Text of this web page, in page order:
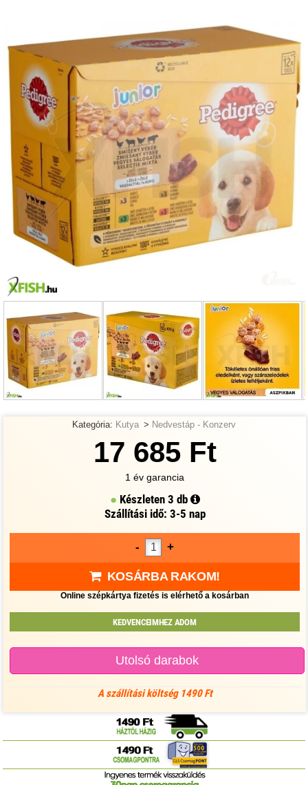
Kategória: Kutya > Nedvestáp - Konzerv
17 685 Ft
1 év garancia
Készleten 3 db
Szállítási idő: 3-5 nap
- +
KOSÁRBA RAKOM!
Online szépkártya fizetés is elérhető a kosárban
KEDVENCEIMHEZ ADOM
Utolsó darabok
A szállítási költség 1490 Ft